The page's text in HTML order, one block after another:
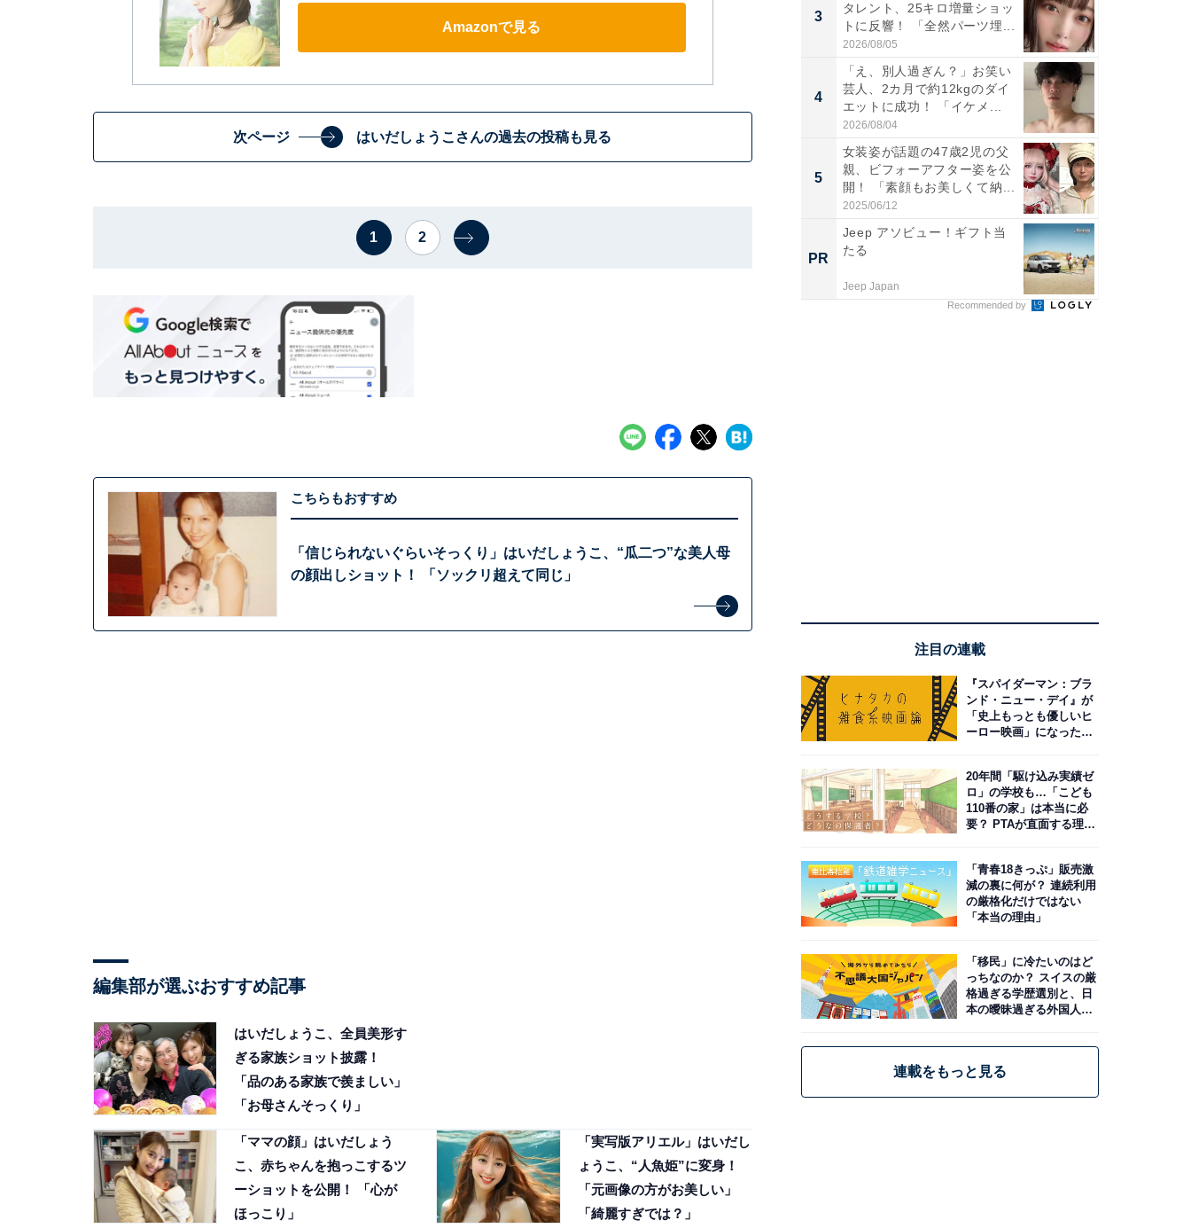
Amazonで見る
次ページ はいだしょうこさんの過去の投稿も見る
1 2
こちらもおすすめ
「信じられないぐらいそっくり」はいだしょうこ、“瓜二つ”な美人母
の顔出しショット！ 「ソックリ超えて同じ」
編集部が選ぶおすすめ記事
はいだしょうこ、全員美形す
ぎる家族ショット披露！
「品のある家族で羨ましい」
「お母さんそっくり」
「ママの顔」はいだしょう
こ、赤ちゃんを抱っこするツ
ーショットを公開！ 「心が
ほっこり」
「実写版アリエル」はいだし
ょうこ、“人魚姫”に変身！
「元画像の方がお美しい」
「綺麗すぎでは？」
3
タレント、25キロ増量ショッ
トに反響！ 「全然パーツ埋...
2026/08/05
4
「え、別人過ぎん？」お笑い
芸人、2カ月で約12kgのダイ
エットに成功！ 「イケメ...
2026/08/04
5
女装姿が話題の47歳2児の父
親、ビフォーアフター姿を公
開！ 「素顔もお美しくて納...
2025/06/12
PR
Jeep アソビュー！ギフト当
たる
Jeep Japan
Recommended by
注目の連載
『スパイダーマン：ブラ
ンド・ニュー・デイ』が
「史上もっとも優しいヒ
ーロー映画」になった理
20年間「駆け込み実績ゼ
ロ」の学校も…「こども
110番の家」は本当に必
要？ PTAが直面する理想
「青春18きっぷ」販売激
減の裏に何が？ 連続利用
の厳格化だけではない
「本当の理由」
「移民」に冷たいのはど
っちなのか？ スイスの厳
格過ぎる学歴選別と、日
本の曖昧過ぎる外国人政
連載をもっと見る